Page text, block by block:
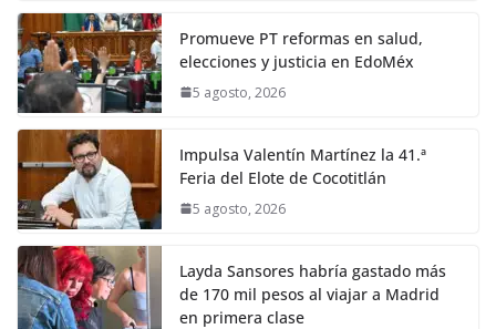
Promueve PT reformas en salud,
elecciones y justicia en EdoMéx
5 agosto, 2026
Impulsa Valentín Martínez la 41.ª
Feria del Elote de Cocotitlán
5 agosto, 2026
Layda Sansores habría gastado más
de 170 mil pesos al viajar a Madrid
en primera clase